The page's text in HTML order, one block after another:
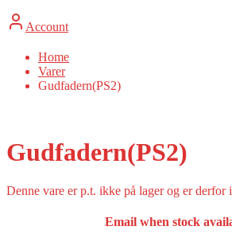
Account
Home
Varer
Gudfadern(PS2)
Gudfadern(PS2)
Denne vare er p.t. ikke på lager og er
Email when stock